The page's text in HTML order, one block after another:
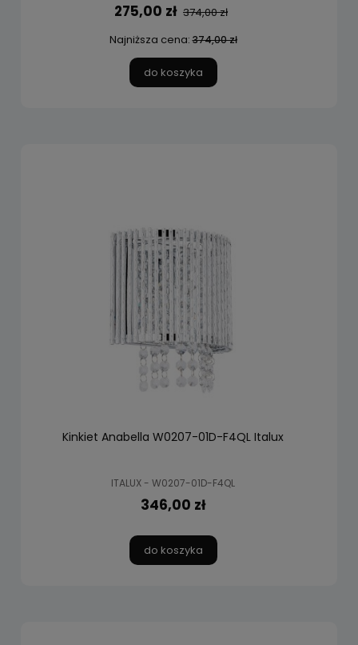
275,00 zł 374,00 zł
Najniższa cena:374,00 zł
do koszyka
Kinkiet Anabella W0207-01D-F4QL Italux
ITALUX - W0207-01D-F4QL
346,00 zł
do koszyka